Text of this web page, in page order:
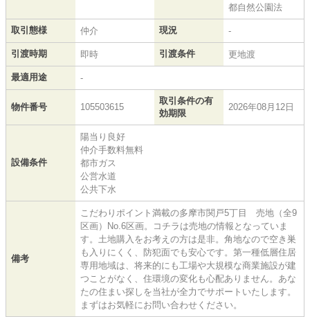
都自然公園法
取引態様 仲介 現況 -
引渡時期 即時 引渡条件 更地渡
最適用途 -
物件番号 105503615
取引条件の有
効期限
2026年08月12日
設備条件
陽当り良好
仲介手数料無料
都市ガス
公営水道
公共下水
備考
こだわりポイント満載の多摩市関戸5丁目 売地（全9
区画）No.6区画。コチラは売地の情報となっていま
す。土地購入をお考えの方は是非。角地なので空き巣
も入りにくく、防犯面でも安心です。第一種低層住居
専用地域は、将来的にも工場や大規模な商業施設が建
つことがなく、住環境の変化も心配ありません。あな
たの住まい探しを当社が全力でサポートいたします。
まずはお気軽にお問い合わせください。